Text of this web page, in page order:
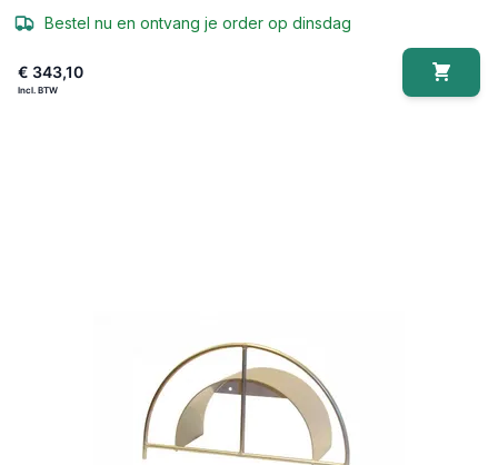
Bestel nu en ontvang je order op dinsdag
€ 343,10